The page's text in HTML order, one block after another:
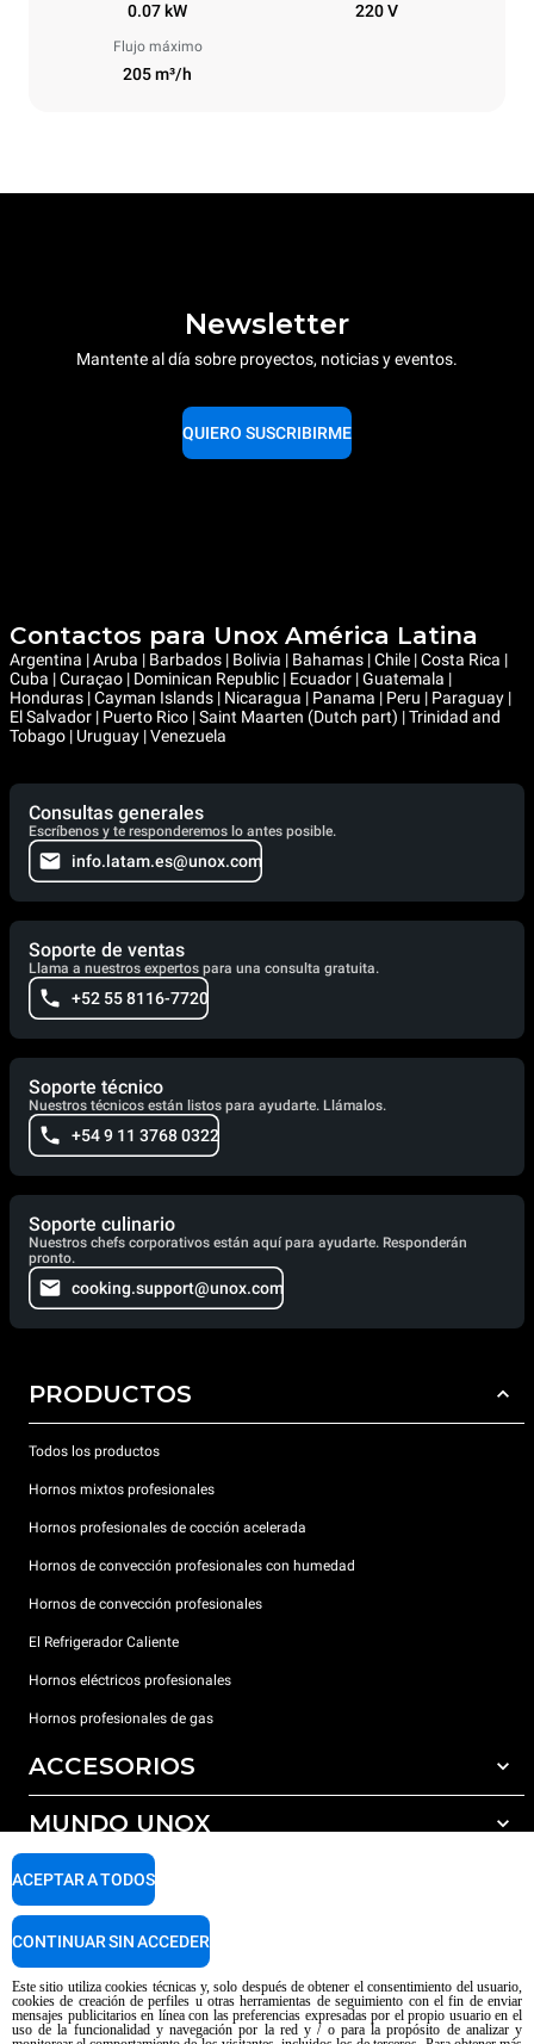
0.07 kW 220 V
Flujo máximo
205 m³/h
Newsletter
Mantente al día sobre proyectos, noticias y eventos.
QUIERO SUSCRIBIRME
Contactos para Unox América Latina
Argentina | Aruba | Barbados | Bolivia | Bahamas | Chile | Costa Rica |
Cuba | Curaçao | Dominican Republic | Ecuador | Guatemala |
Honduras | Cayman Islands | Nicaragua | Panama | Peru | Paraguay |
El Salvador | Puerto Rico | Saint Maarten (Dutch part) | Trinidad and
Tobago | Uruguay | Venezuela
Consultas generales
Escríbenos y te responderemos lo antes posible.
info.latam.es@unox.com
Soporte de ventas
Llama a nuestros expertos para una consulta gratuita.
+52 55 8116-7720
Soporte técnico
Nuestros técnicos están listos para ayudarte. Llámalos.
+54 9 11 3768 0322
Soporte culinario
Nuestros chefs corporativos están aquí para ayudarte. Responderán
pronto.
cooking.support@unox.com
PRODUCTOS
Todos los productos
Hornos mixtos profesionales
Hornos profesionales de cocción acelerada
Hornos de convección profesionales con humedad
Hornos de convección profesionales
El Refrigerador Caliente
Hornos eléctricos profesionales
Hornos profesionales de gas
ACCESORIOS
Todos los accesorios
Detergentes para lavado automático
Detergentes para lavado manual
Tratamiento de agua con filtros de resina
MUNDO UNOX
Nuestras sedes en el mundo
SOPORTE
Garantía Unox
Centros de servicio técnico
Aviso sobre el contenido generado por IA
Privacy policy Cookie policy
Este sitio utiliza cookies técnicas y, solo después de obtener el consentimiento del usuario,
cookies de creación de perfiles u otras herramientas de seguimiento con el fin de enviar
mensajes publicitarios en línea con las preferencias expresadas por el propio usuario en el
uso de la funcionalidad y navegación por la red y / o para la propósito de analizar y
ACEPTAR A TODOS
CONTINUAR SIN ACCEDER